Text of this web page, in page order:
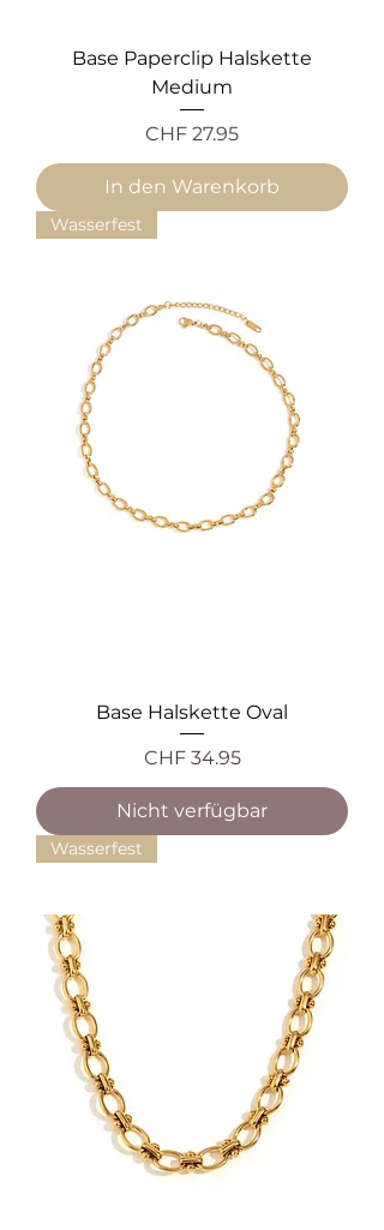
Base Paperclip Halskette
Medium
Preis
CHF 27.95
In den Warenkorb
Wasserfest
Base Halskette Oval
Preis
CHF 34.95
Nicht verfügbar
Wasserfest